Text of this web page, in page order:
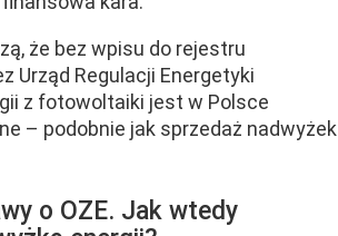
że bez wpisu do rejestru
Urząd Regulacji Energetyki
z fotowoltaiki jest w Polsce
– podobnie jak sprzedaż nadwyżek
o OZE. Jak wtedy